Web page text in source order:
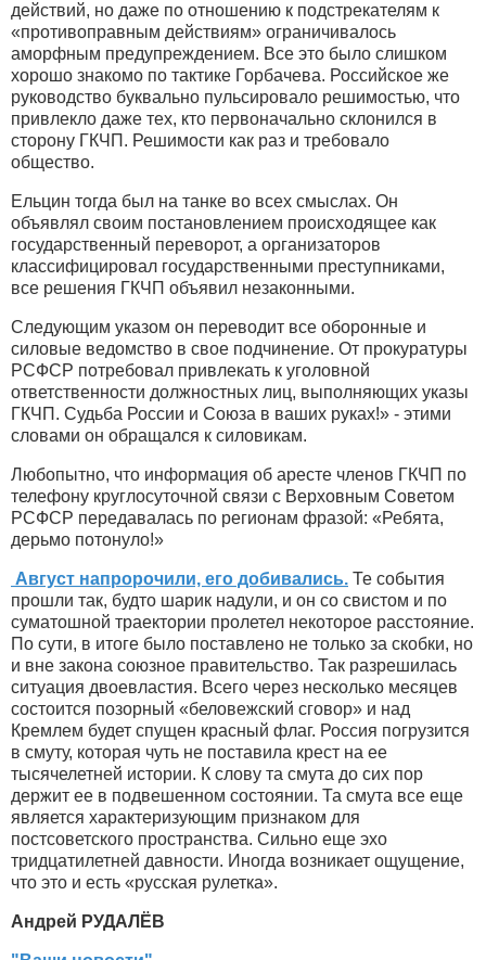
действий, но даже по отношению к подстрекателям к
«противоправным действиям» ограничивалось
аморфным предупреждением. Все это было слишком
хорошо знакомо по тактике Горбачева. Российское же
руководство буквально пульсировало решимостью, что
привлекло даже тех, кто первоначально склонился в
сторону ГКЧП. Решимости как раз и требовало
общество.
Ельцин тогда был на танке во всех смыслах. Он
объявлял своим постановлением происходящее как
государственный переворот, а организаторов
классифицировал государственными преступниками,
все решения ГКЧП объявил незаконными.
Следующим указом он переводит все оборонные и
силовые ведомство в свое подчинение. От прокуратуры
РСФСР потребовал привлекать к уголовной
ответственности должностных лиц, выполняющих указы
ГКЧП. Судьба России и Союза в ваших руках!» - этими
словами он обращался к силовикам.
Любопытно, что информация об аресте членов ГКЧП по
телефону круглосуточной связи с Верховным Советом
РСФСР передавалась по регионам фразой: «Ребята,
дерьмо потонуло!»
Август напророчили, его добивались. Те события
прошли так, будто шарик надули, и он со свистом и по
суматошной траектории пролетел некоторое расстояние.
По сути, в итоге было поставлено не только за скобки, но
и вне закона союзное правительство. Так разрешилась
ситуация двоевластия. Всего через несколько месяцев
состоится позорный «беловежский сговор» и над
Кремлем будет спущен красный флаг. Россия погрузится
в смуту, которая чуть не поставила крест на ее
тысячелетней истории. К слову та смута до сих пор
держит ее в подвешенном состоянии. Та смута все еще
является характеризующим признаком для
постсоветского пространства. Сильно еще эхо
тридцатилетней давности. Иногда возникает ощущение,
что это и есть «русская рулетка».
Андрей РУДАЛЁВ